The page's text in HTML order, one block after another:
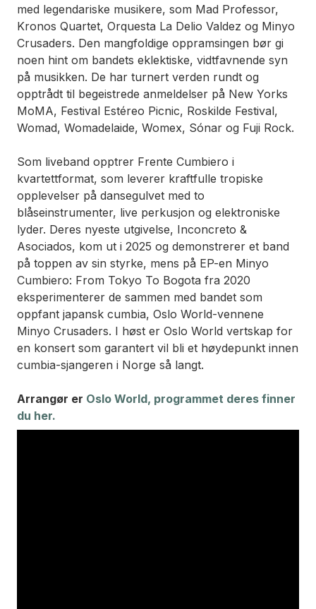
med legendariske musikere, som Mad Professor,
Kronos Quartet, Orquesta La Delio Valdez og Minyo
Crusaders. Den mangfoldige oppramsingen bør gi
noen hint om bandets eklektiske, vidtfavnende syn
på musikken. De har turnert verden rundt og
opptrådt til begeistrede anmeldelser på New Yorks
MoMA, Festival Estéreo Picnic, Roskilde Festival,
Womad, Womadelaide, Womex, Sónar og Fuji Rock.
Som liveband opptrer Frente Cumbiero i
kvartettformat, som leverer kraftfulle tropiske
opplevelser på dansegulvet med to
blåseinstrumenter, live perkusjon og elektroniske
lyder. Deres nyeste utgivelse, Inconcreto &
Asociados, kom ut i 2025 og demonstrerer et band
på toppen av sin styrke, mens på EP-en Minyo
Cumbiero: From Tokyo To Bogota fra 2020
eksperimenterer de sammen med bandet som
oppfant japansk cumbia, Oslo World-vennene
Minyo Crusaders. I høst er Oslo World vertskap for
en konsert som garantert vil bli et høydepunkt innen
cumbia-sjangeren i Norge så langt.
Arrangør er Oslo World, programmet deres finner
du her.